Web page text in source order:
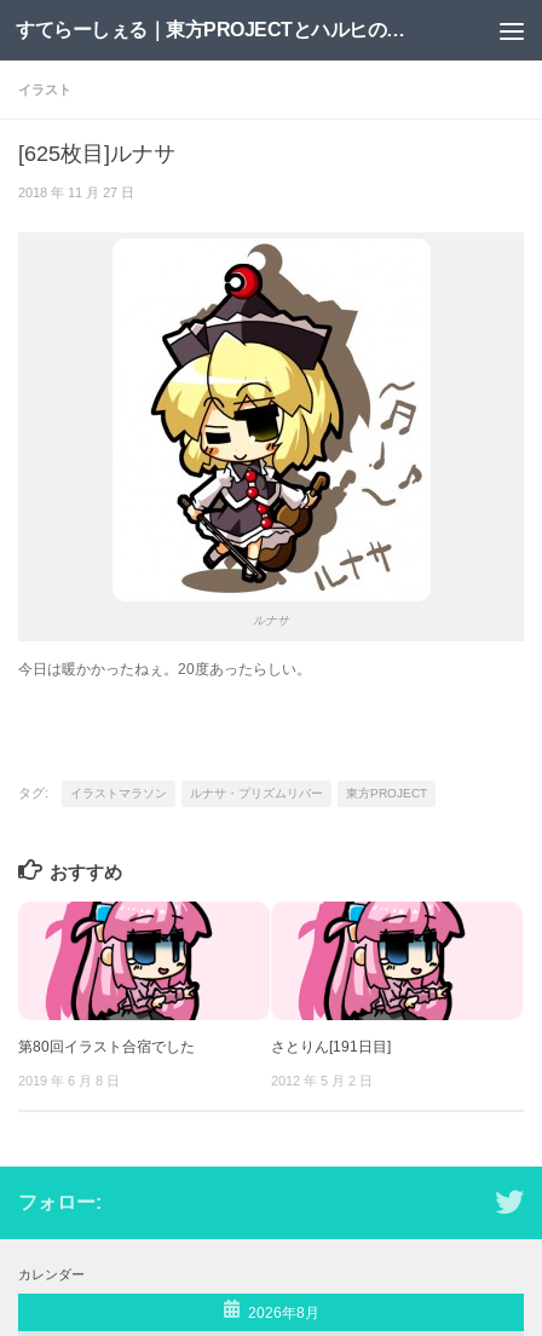
コンテンツへスキップ すてらーしぇる｜東方PROJECTとハルヒの二次創作サイト
イラスト
[625枚目]ルナサ
2018 年 11 月 27 日
ルナサ
今日は暖かかったねぇ。20度あったらしい。
タグ: イラストマラソン ルナサ・プリズムリバー 東方PROJECT
おすすめ
第80回イラスト合宿でした
2019 年 6 月 8 日
さとりん[191日目]
2012 年 5 月 2 日
フォロー:
カレンダー
2026年8月